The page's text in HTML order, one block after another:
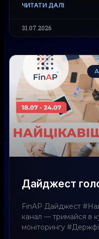
ЧИТАТИ ДАЛІ
31.07.2026
Дайджест
FinAP Дайджест
канал — тримайся в
моніторингу